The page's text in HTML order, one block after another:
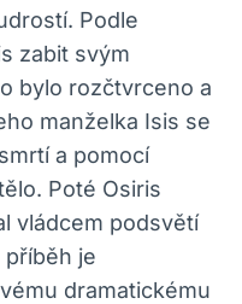
Podle
zabit svým
bylo rozčtvrceno a
manželka Isis se
a pomocí
Poté Osiris
vládcem podsvětí
je
dramatickému